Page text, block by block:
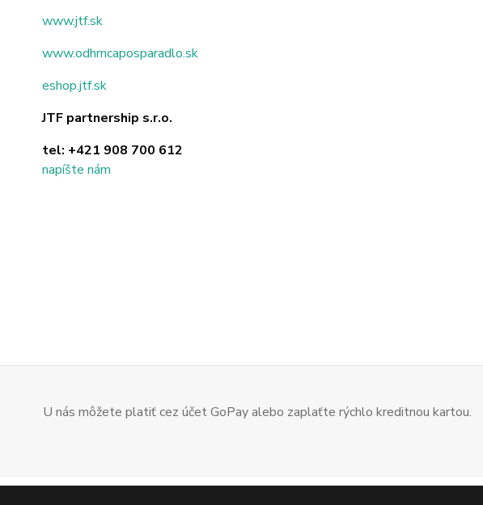
www.jtf.sk
www.odhrncaposparadlo.sk
eshop.jtf.sk
JTF partnership s.r.o.
tel: +421 908 700 612
napíšte nám
U nás môžete platiť cez účet GoPay alebo zaplaťte rýchlo kreditnou kartou.